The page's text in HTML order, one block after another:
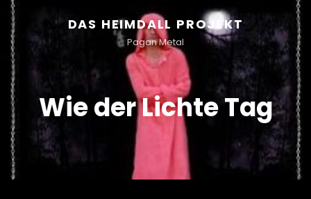
DAS HEIMDALL PROJEKT
Pagan Metal
Wie der Lichte Tag